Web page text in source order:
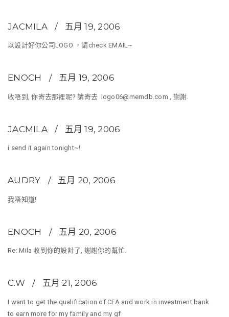
JACMILA 五月 19, 2006
以設計好你公司LOGO ，請check EMAIL~
ENOCH 五月 19, 2006
收唔到, 你寄去那裡呢? 請寄去 logo06@memdb.com , 謝謝.
JACMILA 五月 19, 2006
i send it again tonight~!
AUDRY 五月 20, 2006
我唔知道!
ENOCH 五月 20, 2006
Re: Mila 收到你的設計了, 謝謝你的幫忙.
C.W 五月 21, 2006
I want to get the qualification of CFA and work in investment bank
to earn more for my family and my gf